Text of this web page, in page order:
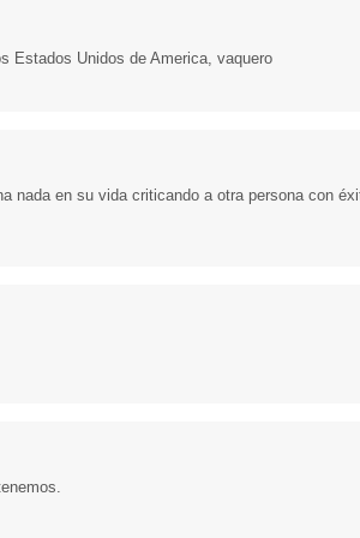
Estados Unidos de America, vaquero
nada en su vida criticando a otra persona con